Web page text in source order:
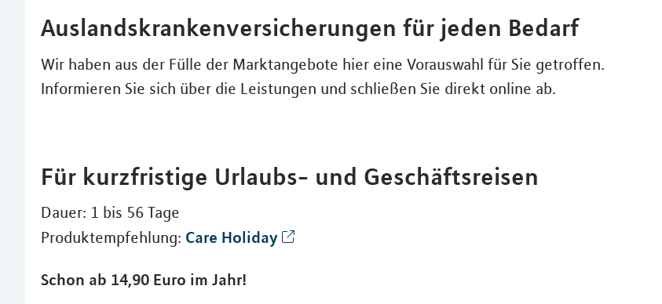
Auslandskrankenversicherungen für jeden Bedarf
Wir haben aus der Fülle der Marktangebote hier eine Vorauswahl für Sie getroffen.
Informieren Sie sich über die Leistungen und schließen Sie direkt online ab.
Für kurzfristige Urlaubs- und Geschäftsreisen
Dauer: 1 bis 56 Tage
Produktempfehlung: Care Holiday
Schon ab 14,90 Euro im Jahr!